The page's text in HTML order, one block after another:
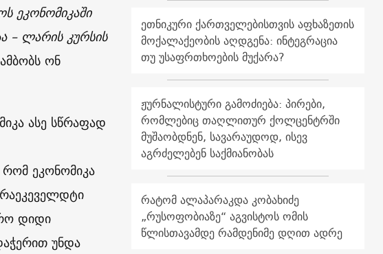
ეკონომიკაში
– ლარის კურსის
ონ
ასე სწრაფად
ეკონომიკა
დიდი
უნდა
ეთნიკური ქართველებისთვის აფხაზეთის
მოქალაქეობის აღდგენა: ინტეგრაცია
თუ უსაფრთხოების მუქარა?
ჟურნალისტური გამოძიება: პირები,
რომლებიც თაღლითურ ქოლცენტრში
მუშაობდნენ, სავარაუდოდ, ისევ
აგრძელებენ საქმიანობას
რატომ ალაპარაკდა კობახიძე
„რუსოფობიაზე“ აგვისტოს ომის
წლისთავამდე რამდენიმე დღით ადრე